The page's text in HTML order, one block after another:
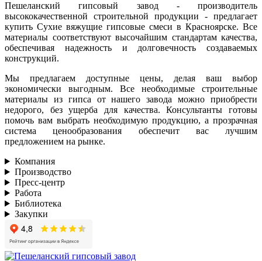
Пешеланский гипсовый завод - производитель
высококачественной строительной продукции - предлагает
купить Сухие вяжущие гипсовые смеси в Красноярске. Все
материалы соответствуют высочайшим стандартам качества,
обеспечивая надежность и долговечность создаваемых
конструкций.
Мы предлагаем доступные цены, делая ваш выбор
экономически выгодным. Все необходимые строительные
материалы из гипса от нашего завода можно приобрести
недорого, без ущерба для качества. Консультанты готовы
помочь вам выбрать необходимую продукцию, а прозрачная
система ценообразования обеспечит вас лучшим
предложением на рынке.
Компания
Производство
Пресс-центр
Работа
Библиотека
Закупки